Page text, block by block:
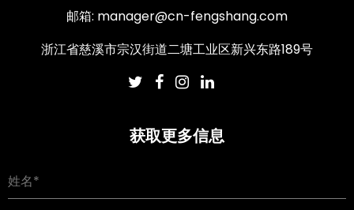
邮箱: manager@cn-fengshang.com
浙江省慈溪市宗汉街道二塘工业区新兴东路189号
获取更多信息